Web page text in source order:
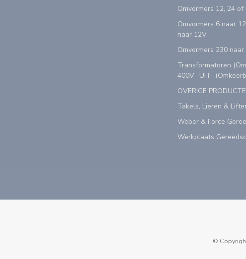
Omvormers 12, 24
Omvormers 6 naar
naar 12V
Omvormers 230
Transformatoren
400V -UIT-
OVERIGE
Takels, Lieren &
Weber & Force
Werkplaats
©